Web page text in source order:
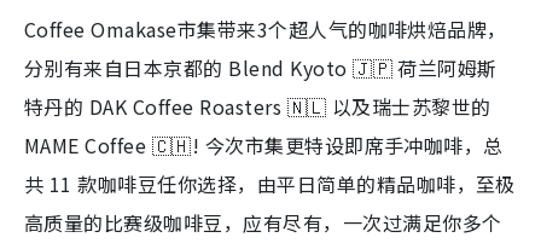
特丹的 DAK Coffee Roasters 🇳🇱 以及瑞士苏黎世的
MAME Coffee 🇨🇭! 今次市集更特设即席手冲咖啡，总
共 11 款咖啡豆任你选择，由平日简单的精品咖啡，至极
高质量的比赛级咖啡豆，应有尽有，一次过满足你多个
愿望！